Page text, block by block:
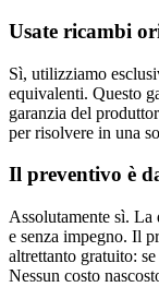
Usate ricambi
Sì, utilizziamo
equivalenti. Questo
garanzia del
per risolvere in una
Il preventivo è
Assolutamente sì.
e senza impegno. Il
altrettanto gratuito:
Nessun costo